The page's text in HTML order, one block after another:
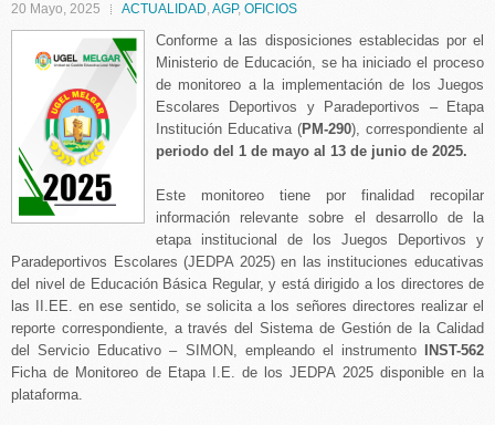
20 Mayo, 2025 ACTUALIDAD,AGP, OFICIOS
Conforme a las disposiciones establecidas por el
Ministerio de Educación, se ha iniciado el proceso
de monitoreo a la implementación de los Juegos
Escolares Deportivos y Paradeportivos – Etapa
Institución Educativa (PM-290), correspondiente al
periodo del 1 de mayo al 13 de junio de 2025.
Este monitoreo tiene por finalidad recopilar
información relevante sobre el desarrollo de la
etapa institucional de los Juegos Deportivos y
Paradeportivos Escolares (JEDPA 2025) en las instituciones educativas
del nivel de Educación Básica Regular, y está dirigido a los directores de
las II.EE. en ese sentido, se solicita a los señores directores realizar el
reporte correspondiente, a través del Sistema de Gestión de la Calidad
del Servicio Educativo – SIMON, empleando el instrumento
INST-562
Ficha de Monitoreo de Etapa I.E. de los JEDPA 2025 disponible en la
plataforma.